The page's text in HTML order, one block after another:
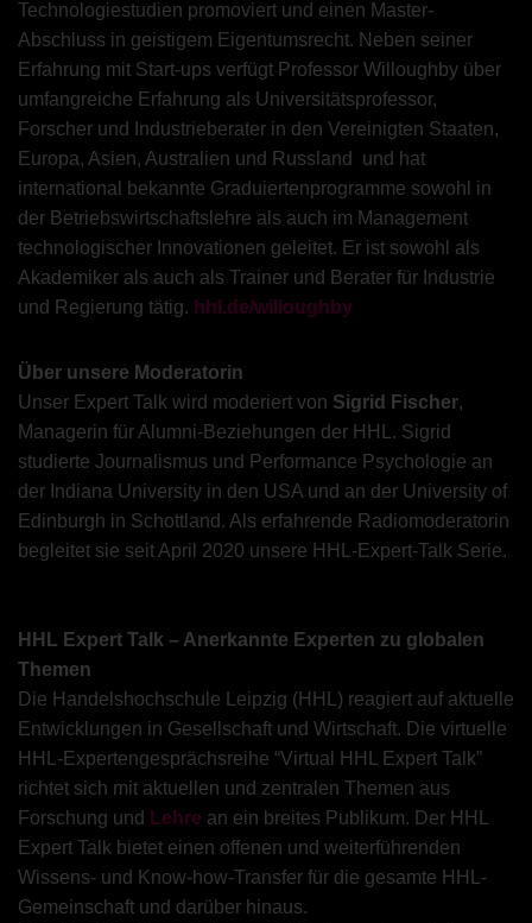
Technologiestudien promoviert und einen Master-
Abschluss in geistigem Eigentumsrecht. Neben seiner
Erfahrung mit Start-ups verfügt Professor Willoughby über
umfangreiche Erfahrung als Universitätsprofessor,
Forscher und Industrieberater in den Vereinigten Staaten,
Europa, Asien, Australien und Russland und hat
international bekannte Graduiertenprogramme sowohl in
der Betriebswirtschaftslehre als auch im Management
technologischer Innovationen geleitet. Er ist sowohl als
Akademiker als auch als Trainer und Berater für Industrie
und Regierung tätig. hhl.de/willoughby
Über unsere Moderatorin
Unser Expert Talk wird moderiert von Sigrid Fischer,
Managerin für Alumni-Beziehungen der HHL. Sigrid
studierte Journalismus und Performance Psychologie an
der Indiana University in den USA und an der University of
Edinburgh in Schottland. Als erfahrende Radiomoderatorin
begleitet sie seit April 2020 unsere HHL-Expert-Talk Serie.
HHL Expert Talk – Anerkannte Experten zu globalen
Themen
Die Handelshochschule Leipzig (HHL) reagiert auf aktuelle
Entwicklungen in Gesellschaft und Wirtschaft. Die virtuelle
HHL-Expertengesprächsreihe “Virtual HHL Expert Talk”
richtet sich mit aktuellen und zentralen Themen aus
Forschung und
Lehre an ein breites Publikum. Der HHL
Expert Talk bietet einen offenen und weiterführenden
Wissens- und Know-how-Transfer für die gesamte HHL-
Gemeinschaft und darüber hinaus.